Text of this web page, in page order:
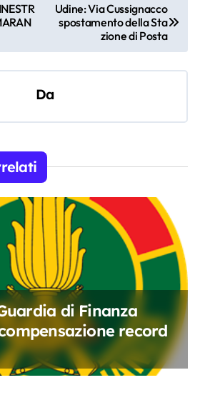
Udine: Via Cussignacco
spostamento della Sta
zione di Posta
Da
di Finanza
record